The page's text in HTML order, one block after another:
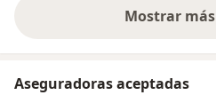
Mostrar
Aseguradoras aceptadas